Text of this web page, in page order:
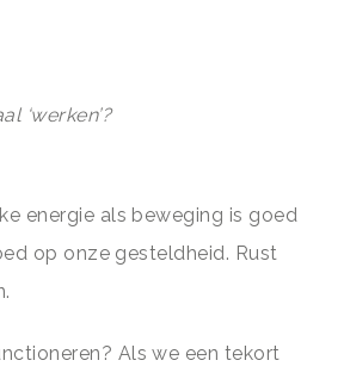
‘werken’?
energie als beweging is goed
op onze gesteldheid. Rust
Als we een tekort